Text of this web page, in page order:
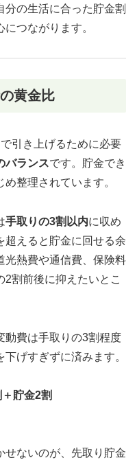
分の生活に合った貯金割
つながります。
黄金比
引き上げるために必要
バランスです。貯金でき
整理されています。
手取りの3割以内に収め
超えると貯金に回せる余
光熱費や通信費、保険料
割前後に抑えたいとこ
動費は手取りの3割程度
げすぎずに済みます。
貯金2割
せないのが、先取り貯金